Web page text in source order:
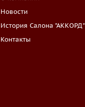
Новости
История Салона "АККОРД"
Контакты